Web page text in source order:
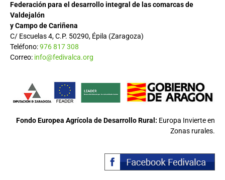
Federación para el desarrollo integral de las comarcas de
Valdejalón
y Campo de Cariñena
C/ Escuelas 4, C.P. 50290, Épila (Zaragoza)
Teléfono:976 817 308
Correo: info@fedivalca.org
Fondo Europea Agrícola de Desarrollo Rural: Europa Invierte en
Zonas rurales.